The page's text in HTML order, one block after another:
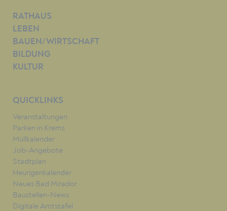
RATHAUS
LEBEN
BAUEN/WIRTSCHAFT
BILDUNG
KULTUR
QUICKLINKS
Veranstaltungen
Parken in Krems
Müllkalender
Job-Angebote
Stadtplan
Heurigenkalender
Neues Bad Mirador
Baustellen-News
Digitale Amtstafel